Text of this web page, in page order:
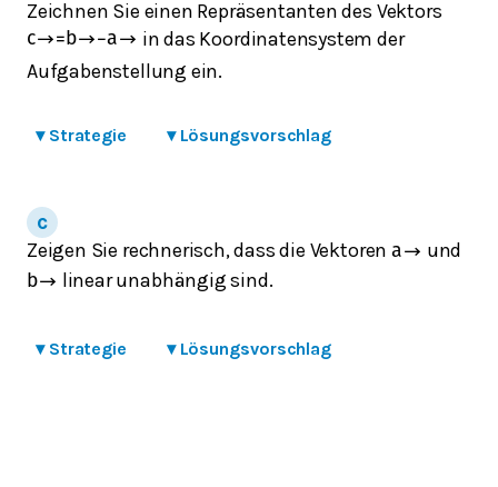
Zeichnen Sie einen Repräsentanten des Vektors
c→= b→−a→ in das Koordinatensystem der
Aufgabenstellung ein.
▾ Strategie ▾ Lösungsvorschlag
Zeigen Sie rechnerisch, dass die Vektoren a→ und
b→ linear unabhängig sind.
▾ Strategie ▾ Lösungsvorschlag